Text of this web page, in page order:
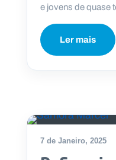
e jovens de quase
Ler mais
7 de Janeiro, 2025